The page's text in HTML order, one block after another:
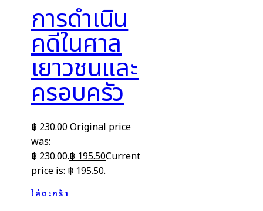
การดำเนิน
คดีในศาล
เยาวชนและ
ครอบครัว
฿230.00Original price
was:
฿ 230.00.฿ 195.50Current
price is: ฿ 195.50.
ใส่ตะกร้า